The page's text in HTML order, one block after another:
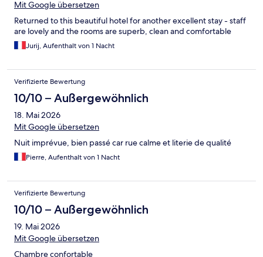
Mit Google übersetzen
Returned to this beautiful hotel for another excellent stay - staff
are lovely and the rooms are superb, clean and comfortable
Jurij, Aufenthalt von 1 Nacht
Verifizierte Bewertung
10/10 – Außergewöhnlich
18. Mai 2026
Mit Google übersetzen
Nuit imprévue, bien passé car rue calme et literie de qualité
Pierre, Aufenthalt von 1 Nacht
Verifizierte Bewertung
10/10 – Außergewöhnlich
19. Mai 2026
Mit Google übersetzen
Chambre confortable